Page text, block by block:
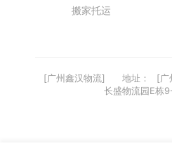
搬家托运
[广州鑫汉物流] 地址：
[广
长盛物流园E栋